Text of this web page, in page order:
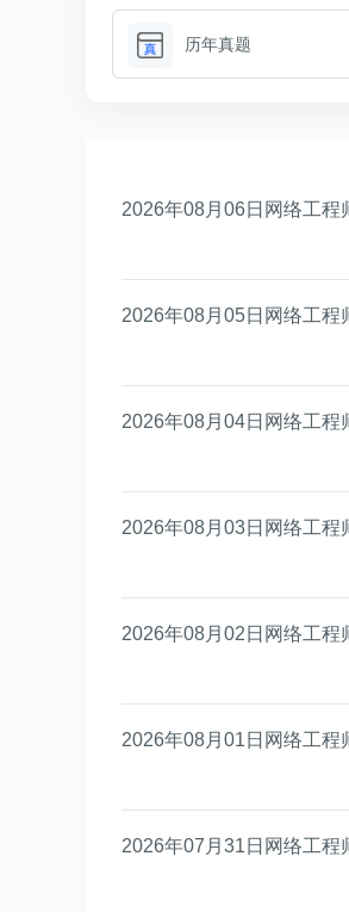
历年真题
2026年08月06日网络工程
2026年08月05日网络工程
2026年08月04日网络工程
2026年08月03日网络工程
2026年08月02日网络工程
2026年08月01日网络工程
2026年07月31日网络工程